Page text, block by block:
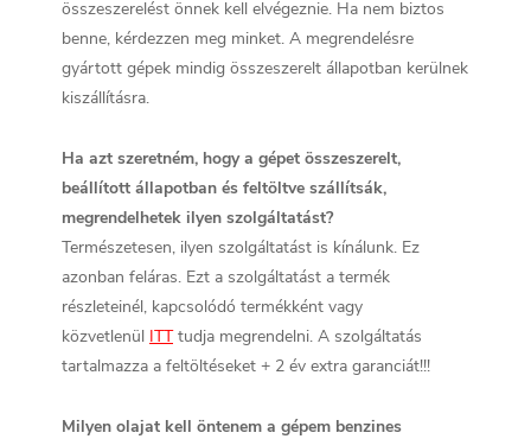
összeszerelést önnek kell elvégeznie. Ha nem biztos
benne, kérdezzen meg minket. A megrendelésre
gyártott gépek mindig összeszerelt állapotban kerülnek
kiszállításra.
Ha azt szeretném, hogy a gépet összeszerelt,
beállított állapotban és feltöltve szállítsák,
megrendelhetek ilyen szolgáltatást?
Természetesen, ilyen szolgáltatást is kínálunk. Ez
azonban feláras. Ezt a szolgáltatást a termék
részleteinél, kapcsolódó termékként vagy
közvetlenül ITT tudja megrendelni. A szolgáltatás
tartalmazza a feltöltéseket + 2 év extra garanciát!!!
Milyen olajat kell öntenem a gépem benzines